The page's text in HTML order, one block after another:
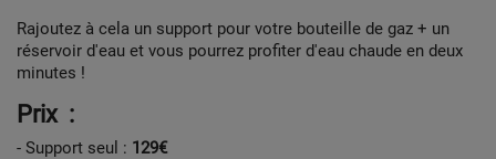
Rajoutez à cela un support pour votre bouteille de gaz + un
réservoir d'eau et vous pourrez profiter d'eau chaude en deux
minutes !
Prix :
- Support seul : 129€